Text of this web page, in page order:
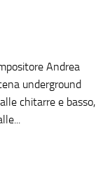
Andrea
underground
chitarre e basso,